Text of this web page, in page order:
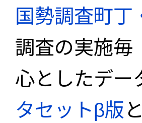
国勢調査町
調査の実施毎
心としたデー
タセットβ版